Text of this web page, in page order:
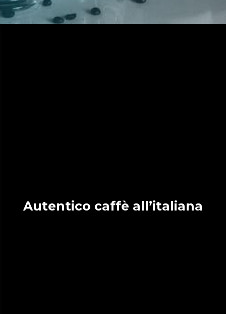
Autentico caffè all’italiana